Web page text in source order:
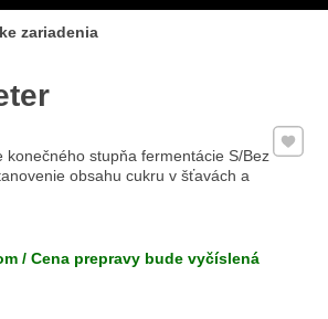
zariadenia
konečného stupňa fermentácie S/Bez
obsahu cukru v šťavách a
Pridať
/ Cena prepravy bude vyčíslená